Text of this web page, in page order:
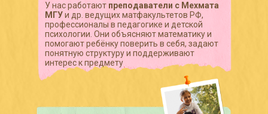
У нас работают преподаватели с Мехмата
МГУи др. ведущих матфакультетов РФ,
профессионалы в педагогике и детской
психологии. Они объясняют математику и
помогают ребёнку поверить в себя, задают
понятную структуру и поддерживают
интерес к предмету